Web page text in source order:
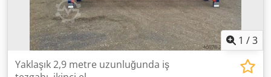
1 /3
Yaklaşık 2,9 metre uzunluğunda iş